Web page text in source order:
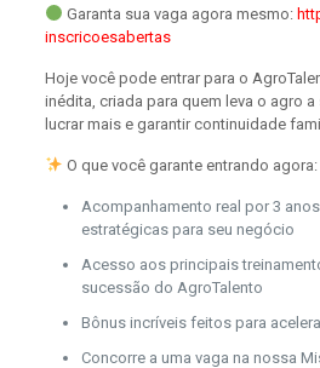
Garanta sua vaga agora mesmo:
inscricoesabertas
Hoje você pode entrar para o
inédita, criada para quem leva o agro a
lucrar mais e garantir continuidade
O que você garante entrando agora:
Acompanhamento real por 3
estratégicas para seu negócio
Acesso aos principais
sucessão do AgroTalento
Bônus incríveis feitos para
Concorre a uma vaga na nossa